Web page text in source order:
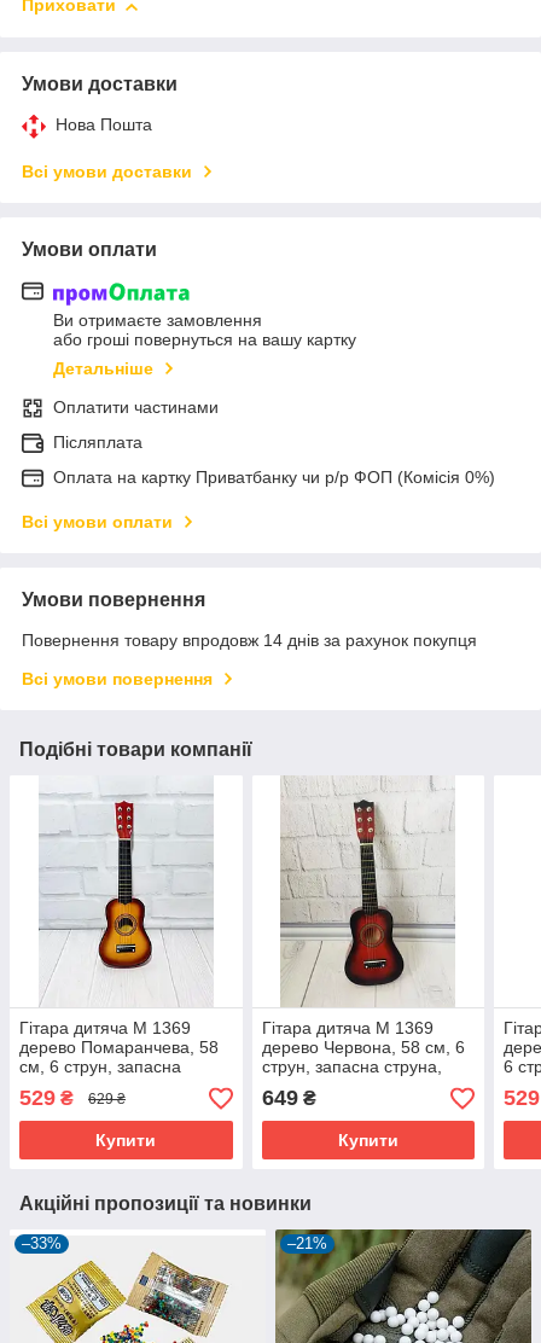
Приховати
Умови доставки
Нова Пошта
Всі умови доставки
Умови оплати
Ви отримаєте замовлення
або гроші повернуться на вашу картку
Детальніше
Оплатити частинами
Післяплата
Оплата на картку Приватбанку чи р/р ФОП (Комісія 0%)
Всі умови оплати
Умови повернення
Повернення товару впродовж 14 днів за рахунок покупця
Всі умови повернення
Подібні товари компанії
Гітара дитяча M 1369
дерево Помаранчева, 58
см, 6 струн, запасна
струна, медіатор
529 ₴ 629 ₴
Купити
Гітара дитяча M 1369
дерево Червона, 58 см, 6
струн, запасна струна,
медіатор
649₴
Купити
6
529
Акційні пропозиції та новинки
–33% –21%